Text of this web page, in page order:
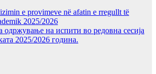
e provimeve në afatin e rregullt të
2025/2026
на испити во редовна сесија
2025/2026 година.